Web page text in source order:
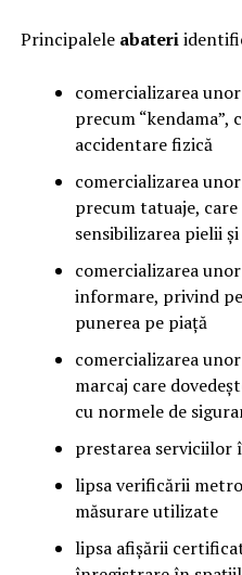
Principaleleabateri
comercializarea
precum
accidentare fizică
comercializarea
precum tatuaje,
sensibilizarea pielii
comercializarea
informare, privind
punerea pe piață
comercializarea
marcaj care
cu normele de
prestarea serviciilor
lipsa verificării
măsurare utilizate
lipsa afișării